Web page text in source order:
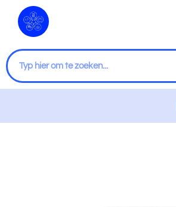
naar
inhoud
Zoeken